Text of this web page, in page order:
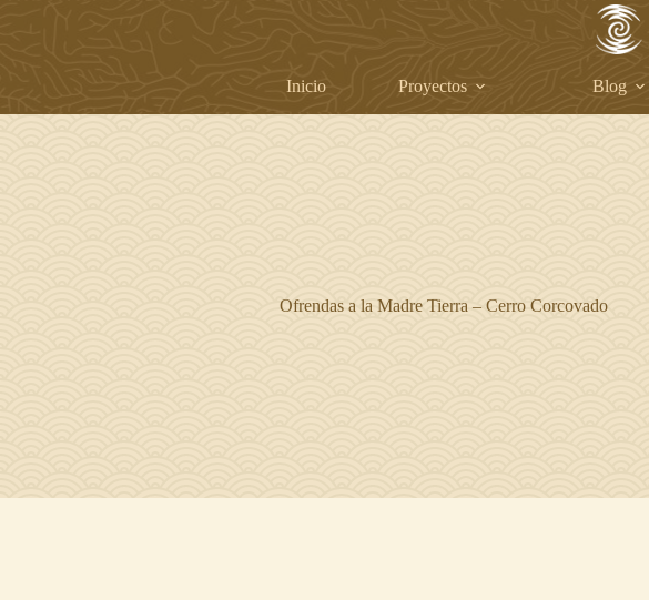
Inicio
Proyectos Blog
Ofrendas a la Madre Tierra – Cerro Corcovado